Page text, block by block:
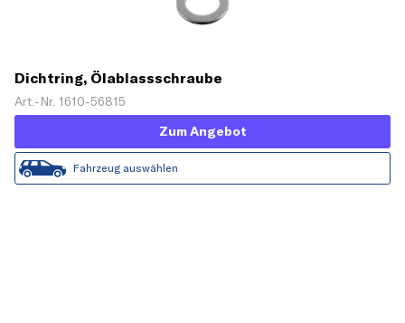
Dichtring, Ölablassschraube
Art.-Nr. 1610-56815
Zum Angebot
Fahrzeug auswählen